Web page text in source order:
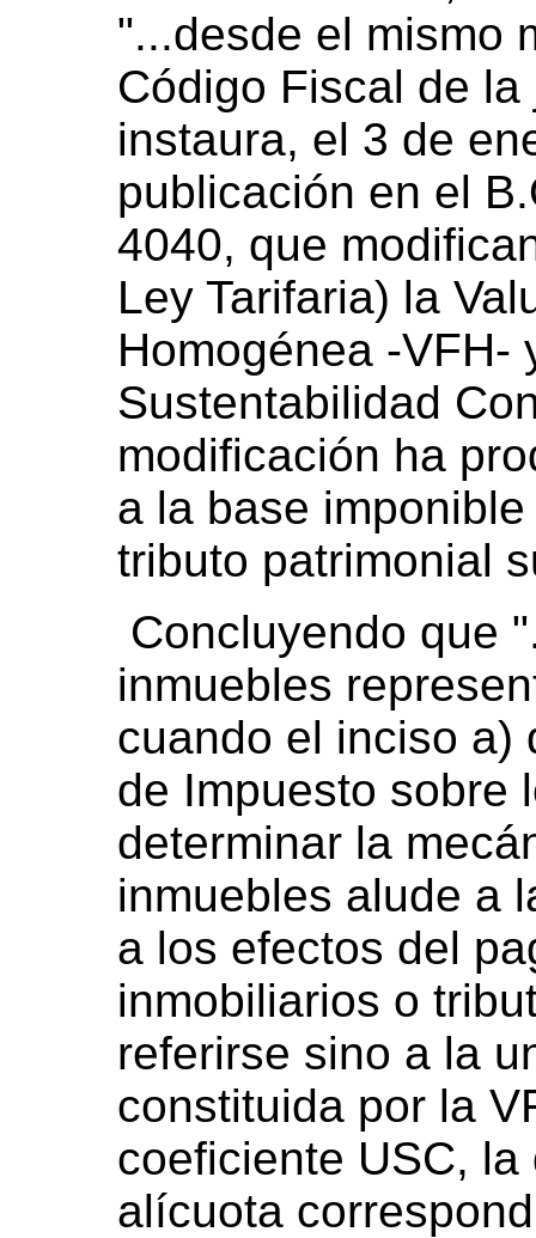
"...desde el mismo
Código Fiscal de
instaura, el 3 de
publicación en el
4040, que
Ley Tarifaria) la
Homogénea -VFH-
Sustentabilidad
modificación ha
a la base
tributo patrimonial
Concluyendo que
inmuebles
cuando el inciso a)
de Impuesto sobre
determinar la
inmuebles alude a
a los efectos del
inmobiliarios o
referirse sino a la
constituida por la
coeficiente USC,
alícuota